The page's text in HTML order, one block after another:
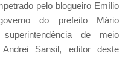
pelo blogueiro Emílio
do prefeito Mário
de meio
Sansil, editor deste